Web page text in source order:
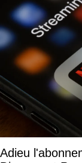
Adieu